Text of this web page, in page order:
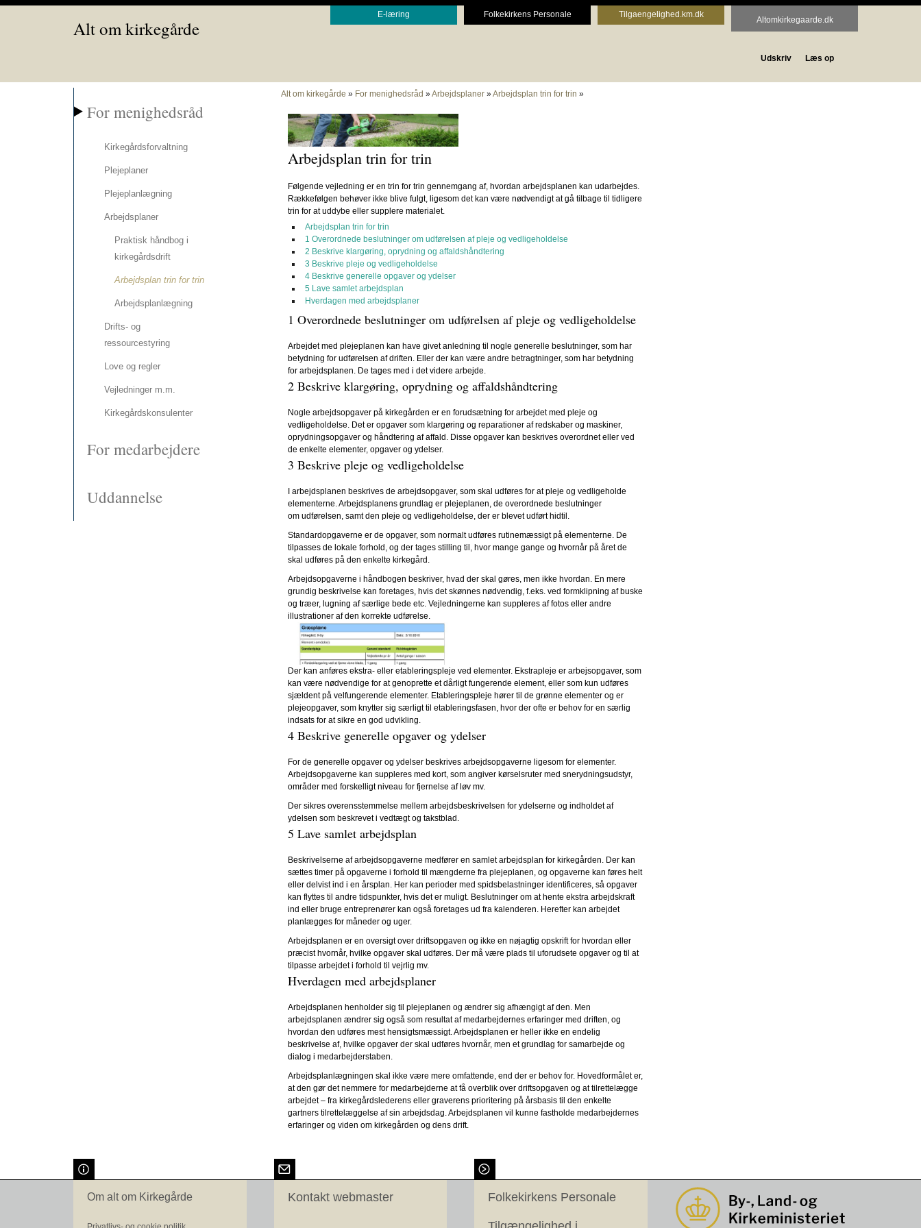
Alt om kirkegårde
E-læring Folkekirkens Personale Tilgaengelighed.km.dk
Altomkirkegaarde.dk
Udskriv Læs op
For menighedsråd
Kirkegårdsforvaltning
Plejeplaner
Plejeplanlægning
Arbejdsplaner
Praktisk håndbog i
kirkegårdsdrift
Arbejdsplan trin for trin
Arbejdsplanlægning
Drifts- og
ressourcestyring
Love og regler
Vejledninger m.m.
Kirkegårdskonsulenter
For medarbejdere
Uddannelse
Alt om kirkegårde » For menighedsråd »Arbejdsplaner»Arbejdsplan trin for trin »
Arbejdsplan trin for trin
Følgende vejledning er en trin for trin gennemgang af, hvordan arbejdsplanen kan udarbejdes.
Rækkefølgen behøver ikke blive fulgt, ligesom det kan være nødvendigt at gå tilbage til tidligere
trin for at uddybe eller supplere materialet.
Arbejdsplan trin for trin
1 Overordnede beslutninger om udførelsen af pleje og vedligeholdelse
2 Beskrive klargøring, oprydning og affaldshåndtering
3 Beskrive pleje og vedligeholdelse
4 Beskrive generelle opgaver og ydelser
5 Lave samlet arbejdsplan
Hverdagen med arbejdsplaner
1 Overordnede beslutninger om udførelsen af pleje og vedligeholdelse
Arbejdet med plejeplanen kan have givet anledning til nogle generelle beslutninger, som har
betydning for udførelsen af driften. Eller der kan være andre betragtninger, som har betydning
for arbejdsplanen. De tages med i det videre arbejde.
2 Beskrive klargøring, oprydning og affaldshåndtering
Nogle arbejdsopgaver på kirkegården er en forudsætning for arbejdet med pleje og
vedligeholdelse. Det er opgaver som klargøring og reparationer af redskaber og maskiner,
oprydningsopgaver og håndtering af affald. Disse opgaver kan beskrives overordnet eller ved
de enkelte elementer, opgaver og ydelser.
3 Beskrive pleje og vedligeholdelse
I arbejdsplanen beskrives de arbejdsopgaver, som skal udføres for at pleje og vedligeholde
elementerne. Arbejdsplanens grundlag er plejeplanen, de overordnede beslutninger
om udførelsen, samt den pleje og vedligeholdelse, der er blevet udført hidtil.
Standardopgaverne er de opgaver, som normalt udføres rutinemæssigt på elementerne. De
tilpasses de lokale forhold, og der tages stilling til, hvor mange gange og hvornår på året de
skal udføres på den enkelte kirkegård.
Arbejdsopgaverne i håndbogen beskriver, hvad der skal gøres, men ikke hvordan. En mere
grundig beskrivelse kan foretages, hvis det skønnes nødvendig, f.eks. ved formklipning af buske
og træer, lugning af særlige bede etc. Vejledningerne kan suppleres af fotos eller andre
illustrationer af den korrekte udførelse.
Der kan anføres ekstra- eller etableringspleje ved elementer. Ekstrapleje er arbejsopgaver, som
kan være nødvendige for at genoprette et dårligt fungerende element, eller som kun udføres
sjældent på velfungerende elementer. Etableringspleje hører til de grønne elementer og er
plejeopgaver, som knytter sig særligt til etableringsfasen, hvor der ofte er behov for en særlig
indsats for at sikre en god udvikling.
4 Beskrive generelle opgaver og ydelser
For de generelle opgaver og ydelser beskrives arbejdsopgaverne ligesom for elementer.
Arbejdsopgaverne kan suppleres med kort, som angiver kørselsruter med snerydningsudstyr,
områder med forskelligt niveau for fjernelse af løv mv.
Der sikres overensstemmelse mellem arbejdsbeskrivelsen for ydelserne og indholdet af
ydelsen som beskrevet i vedtægt og takstblad.
5 Lave samlet arbejdsplan
Beskrivelserne af arbejdsopgaverne medfører en samlet arbejdsplan for kirkegården. Der kan
sættes timer på opgaverne i forhold til mængderne fra plejeplanen, og opgaverne kan føres helt
eller delvist ind i en årsplan. Her kan perioder med spidsbelastninger identificeres, så opgaver
kan flyttes til andre tidspunkter, hvis det er muligt. Beslutninger om at hente ekstra arbejdskraft
ind eller bruge entreprenører kan også foretages ud fra kalenderen. Herefter kan arbejdet
planlægges for måneder og uger.
Arbejdsplanen er en oversigt over driftsopgaven og ikke en nøjagtig opskrift for hvordan eller
præcist hvornår, hvilke opgaver skal udføres. Der må være plads til uforudsete opgaver og til at
tilpasse arbejdet i forhold til vejrlig mv.
Hverdagen med arbejdsplaner
Arbejdsplanen henholder sig til plejeplanen og ændrer sig afhængigt af den. Men
arbejdsplanen ændrer sig også som resultat af medarbejdernes erfaringer med driften, og
hvordan den udføres mest hensigtsmæssigt. Arbejdsplanen er heller ikke en endelig
beskrivelse af, hvilke opgaver der skal udføres hvornår, men et grundlag for samarbejde og
dialog i medarbejderstaben.
Arbejdsplanlægningen skal ikke være mere omfattende, end der er behov for. Hovedformålet er,
at den gør det nemmere for medarbejderne at få overblik over driftsopgaven og at tilrettelægge
arbejdet – fra kirkegårdslederens eller graverens prioritering på årsbasis til den enkelte
gartners tilrettelæggelse af sin arbejdsdag. Arbejdsplanen vil kunne fastholde medarbejdernes
erfaringer og viden om kirkegården og dens drift.
Om alt om Kirkegårde Kontakt webmaster Folkekirkens Personale